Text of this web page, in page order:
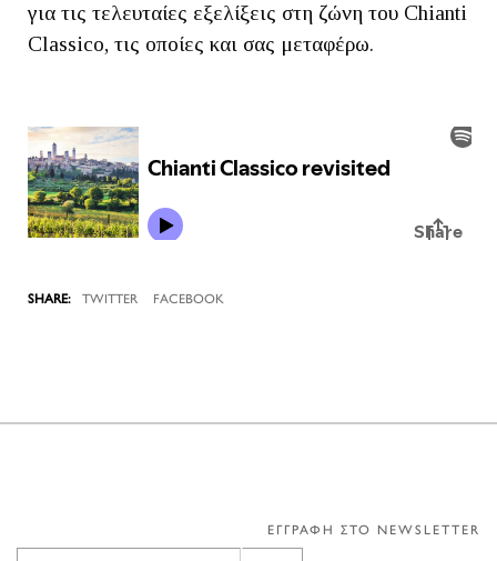
για τις τελευταίες εξελίξεις στη ζώνη του Chianti
Classico, τις οποίες και σας μεταφέρω.
TWITTER FACEBOOK
ΕΓΓΡΑΦΗ ΣΤΟ NEWSLETTER